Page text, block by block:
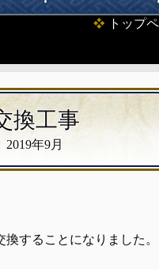
トップ
換工事
年9月
することになりました。